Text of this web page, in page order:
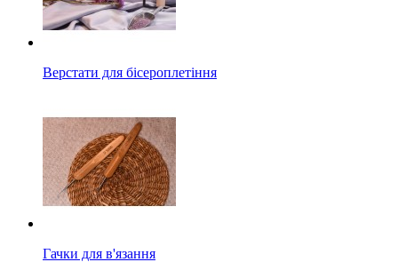
Верстати для бісероплетіння
Гачки для в'язання